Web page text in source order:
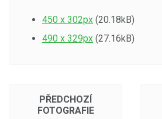
450 x 302px (20.18kB)
490 x 329px (27.16kB)
PŘEDCHOZÍ
FOTOGRAFIE